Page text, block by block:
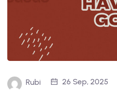
Rubi 26 Sep, 2025